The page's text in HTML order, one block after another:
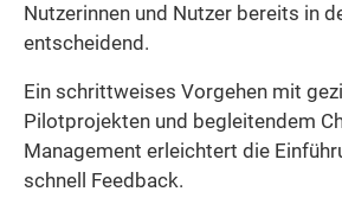
Nutzerinnen und Nutzer bereits in
entscheidend.
Ein schrittweises Vorgehen mit
Pilotprojekten und begleitendem
Management erleichtert die
schnell Feedback.